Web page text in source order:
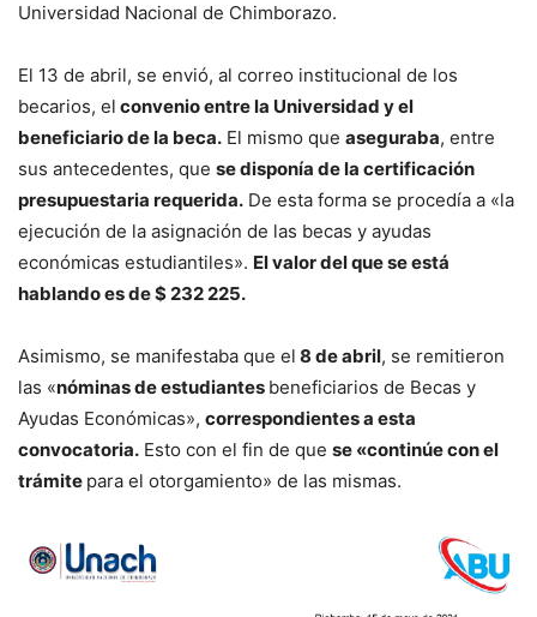
Universidad Nacional de Chimborazo.
El 13 de abril, se envió, al correo institucional de los
becarios, el convenio entre la Universidad y el
beneficiario de la beca. El mismo que aseguraba, entre
sus antecedentes, que se disponía de la certificación
presupuestaria requerida. De esta forma se procedía a «la
ejecución de la asignación de las becas y ayudas
económicas estudiantiles». El valor del que se está
hablando es de $ 232 225.
Asimismo, se manifestaba que el 8 de abril, se remitieron
las «nóminas de estudiantes beneficiarios de Becas y
Ayudas Económicas», correspondientes a esta
convocatoria. Esto con el fin de que se «continúe con el
trámite para el otorgamiento» de las mismas.